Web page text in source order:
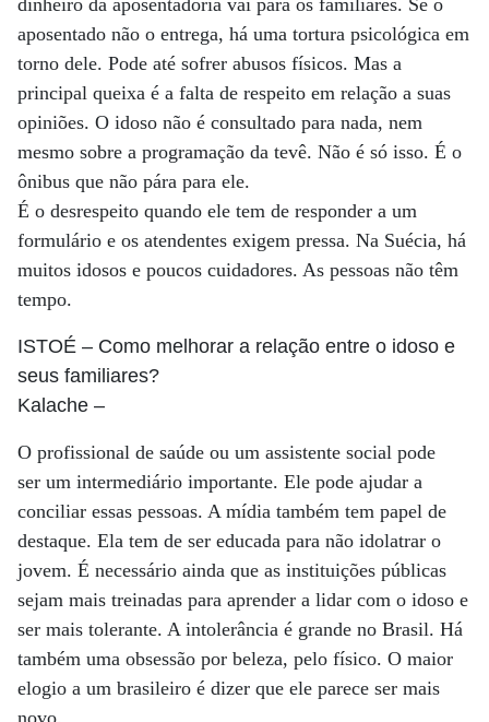
dinheiro da aposentadoria vai para os familiares. Se o
aposentado não o entrega, há uma tortura psicológica em
torno dele. Pode até sofrer abusos físicos. Mas a
principal queixa é a falta de respeito em relação a suas
opiniões. O idoso não é consultado para nada, nem
mesmo sobre a programação da tevê. Não é só isso. É o
ônibus que não pára para ele.
É o desrespeito quando ele tem de responder a um
formulário e os atendentes exigem pressa. Na Suécia, há
muitos idosos e poucos cuidadores. As pessoas não têm
tempo.
ISTOÉ – Como melhorar a relação entre o idoso e
seus familiares?
Kalache –
O profissional de saúde ou um assistente social pode
ser um intermediário importante. Ele pode ajudar a
conciliar essas pessoas. A mídia também tem papel de
destaque. Ela tem de ser educada para não idolatrar o
jovem. É necessário ainda que as instituições públicas
sejam mais treinadas para aprender a lidar com o idoso e
ser mais tolerante. A intolerância é grande no Brasil. Há
também uma obsessão por beleza, pelo físico. O maior
elogio a um brasileiro é dizer que ele parece ser mais
novo.